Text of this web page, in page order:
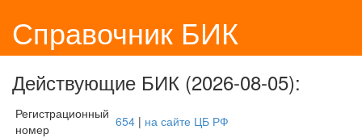
Справочник БИК
Действующие БИК (2026-08-05):
Регистрационный
номер
654 | на сайте ЦБ РФ